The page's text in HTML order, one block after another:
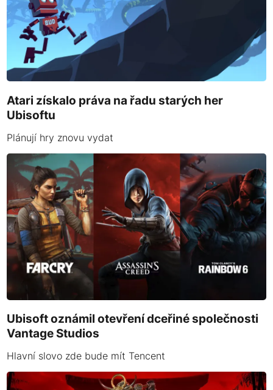
Atari získalo práva na řadu starých her
Ubisoftu
Plánují hry znovu vydat
Ubisoft oznámil otevření dceřiné společnosti
Vantage Studios
Hlavní slovo zde bude mít Tencent